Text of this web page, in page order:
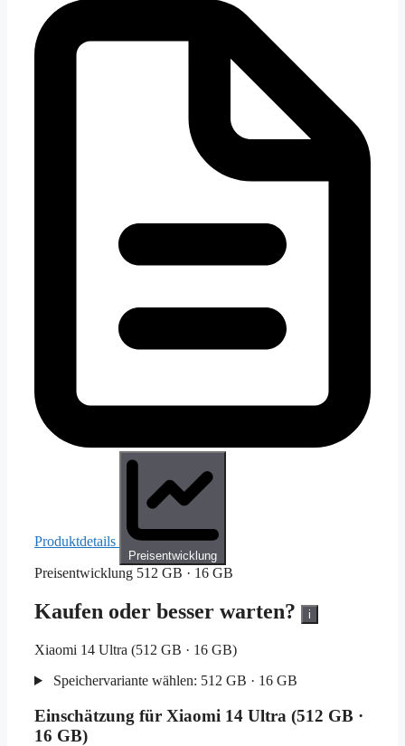
Produktdetails
Preisentwicklung
Preisentwicklung 512 GB · 16 GB
Kaufen oder besser warten? i
Xiaomi 14 Ultra (512 GB · 16 GB)
Speichervariante wählen: 512 GB · 16 GB
Einschätzung für Xiaomi 14 Ultra (512 GB ·
16 GB)